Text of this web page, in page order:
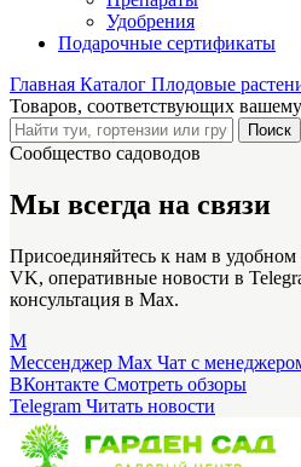
Удобрения
Подарочные сертификаты
Главная Каталог Плодовые
Товаров, соответствующих
Поиск
Сообщество садоводов
Мы всегда на связи
Присоединяйтесь к нам в
VK, оперативные новости в
консультация в Max.
M
Мессенджер Max Чат с
ВКонтакте Смотреть обзоры
Telegram Читать новости